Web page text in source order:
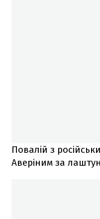
Повалій з
Аверіним за